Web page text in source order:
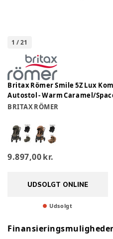
1 /21
Britax Römer Smile 5Z Lux
Autostol - Warm Caramel/
BRITAX RÖMER
9.897,00 kr.
UDSOLGT ONLINE
Udsolgt
Finansieringsmuligheder